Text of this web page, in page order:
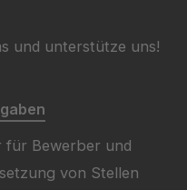
und unterstütze uns!
für Bewerber und
von Stellen